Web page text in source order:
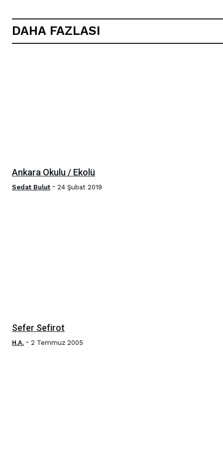
DAHA FAZLASI
Ankara Okulu / Ekolü
Sedat Bulut - 24 Şubat 2019
Sefer Sefirot
H.A. - 2 Temmuz 2005